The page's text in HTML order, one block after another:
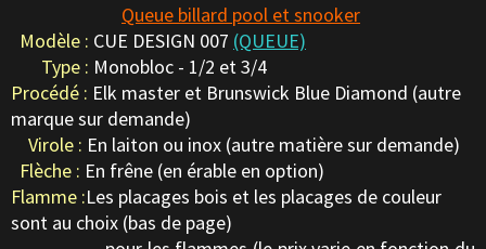
Queue billard pool et snooker
Modèle : CUE DESIGN 007 (QUEUE)
Type : Monobloc - 1/2 et 3/4
Procédé : Elk master et Brunswick Blue Diamond (autre
marque sur demande)
Virole : En laiton ou inox (autre matière sur demande)
Flèche : En frêne (en érable en option)
Flamme :Les placages bois et les placages de couleur
sont au choix (bas de page)